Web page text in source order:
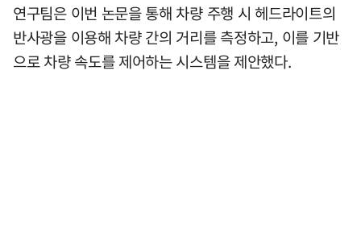
연구팀은 이번 논문을 통해 차량 주행 시 헤드라이트의
반사광을 이용해 차량 간의 거리를 측정하고, 이를 기반
으로 차량 속도를 제어하는 시스템을 제안했다.